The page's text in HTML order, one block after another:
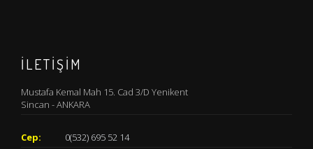
İLETİŞİM
Mustafa Kemal Mah 15. Cad 3/D Yenikent
Sincan - ANKARA
Cep:
0(532) 695 52 14